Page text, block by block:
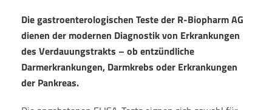
Die gastroenterologischen Teste der R-Biopharm AG
dienen der modernen Diagnostik von Erkrankungen
des Verdauungstrakts – ob entzündliche
Darmerkrankungen, Darmkrebs oder Erkrankungen
der Pankreas.